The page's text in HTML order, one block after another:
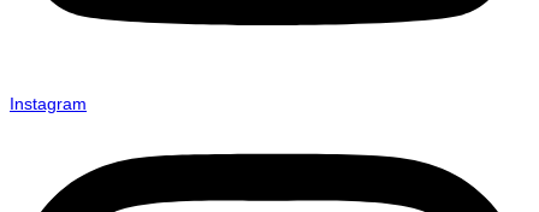
Instagram